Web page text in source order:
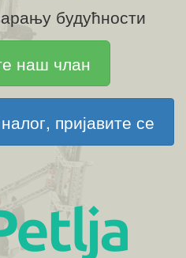
будућности
наш члан
пријавите се